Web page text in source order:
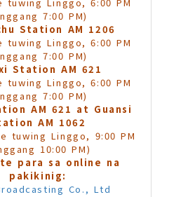
tuwing Linggo, 6:00 PM
7:00 PM)
Station AM 1206
tuwing Linggo, 6:00 PM
7:00 PM)
Station AM 621
tuwing Linggo, 6:00 PM
7:00 PM)
AM 621 at Guansi
AM 1062
tuwing Linggo, 9:00 PM
10:00 PM)
para sa online na
pakikinig:
Co., Ltd